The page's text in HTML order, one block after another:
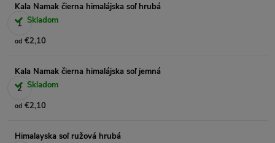
Kala Namak čierna himalájska soľ hrubá
Skladom
od €2,10
Kala Namak čierna himalájska soľ jemná
Skladom
od €2,10
Himalayska soľ ružová hrubá